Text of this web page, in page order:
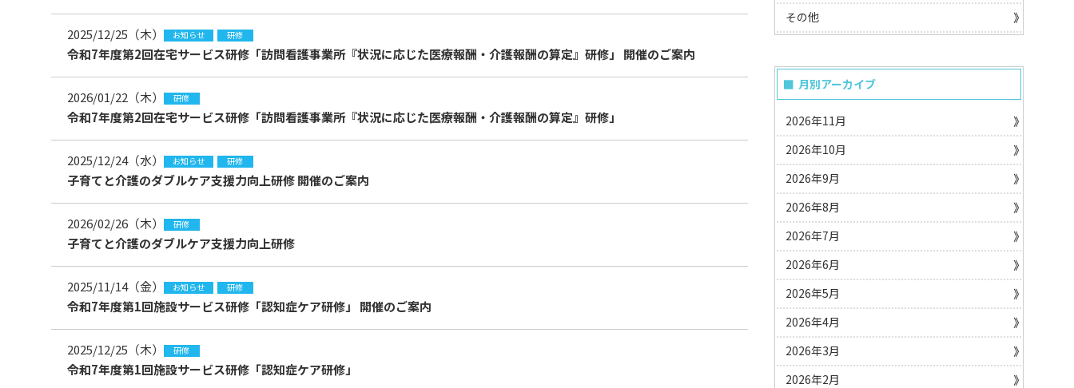
2025/12/25（木） お知らせ 研修
令和7年度第2回在宅サービス研修「訪問看護事業所『状況に応じた医療報酬・介護報酬の算定』研修」 開催のご案内
2026/01/22（木） 研修
令和7年度第2回在宅サービス研修「訪問看護事業所『状況に応じた医療報酬・介護報酬の算定』研修」
2025/12/24（水） お知らせ 研修
子育てと介護のダブルケア支援力向上研修 開催のご案内
2026/02/26（木） 研修
子育てと介護のダブルケア支援力向上研修
2025/11/14（金） お知らせ 研修
令和7年度第1回施設サービス研修「認知症ケア研修」 開催のご案内
2025/12/25（木） 研修
令和7年度第1回施設サービス研修「認知症ケア研修」
その他
月別アーカイブ
2026年11月
2026年10月
2026年9月
2026年8月
2026年7月
2026年6月
2026年5月
2026年4月
2026年3月
2026年2月